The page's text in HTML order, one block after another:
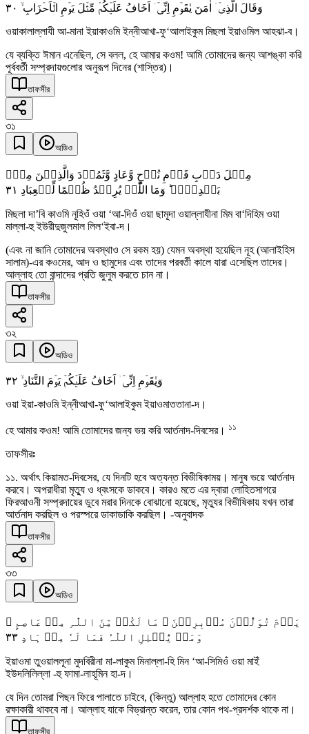
وَقَالَ الَّذِیۡۤ اٰمَنَ یٰقَوۡمِ اِنِّیۡۤ اَخَافُ عَلَیۡکُمۡ مِّثۡلَ یَوۡمِ الۡاَحۡزَابِ ۙ ٣۰
ওয়াকালাল্লাযী আ-মানা ইয়াকাওমি ইন্নীআখা-ফু‘আলাইকুম মিছলা ইয়াওমিল আহঝা-ব।
যে ব্যক্তি ঈমান এনেছিল, সে বলল, হে আমার কওম! আমি তোমাদের জন্য আশঙ্কা করি
পূর্ববর্তী সম্প্রদায়গুলোর অনুরূপ দিনের (শাস্তির)।
তাফসীর
৩১
অডিও
مِثۡلَ دَاۡبِ قَوۡمِ نُوۡحٍ وَّعَادٍ وَّثَمُوۡدَ وَالَّذِیۡنَ مِنۡۢ
بَعۡدِہِمۡ ؕ وَمَا اللّٰہُ یُرِیۡدُ ظُلۡمًا لِّلۡعِبَادِ ٣١
মিছলা দা’বি কাওমি নূহিওঁ ওয়া ‘আ-দিওঁ ওয়া ছামূদা ওয়াল্লাযীনা মিম বা‘দিহিম ওয়া
মাল্লা-হু ইউরীদুজুলমাল লিল‘ইবা-দ।
(এবং না জানি তোমাদের অবস্থাও সে রকম হয়) যেমন অবস্থা হয়েছিল নূহ (আলাইহিস
সালাম)-এর কওমের, আদ ও ছামুদের এবং তাদের পরবর্তী কালে যারা এসেছিল তাদের।
আল্লাহ তো বান্দাদের প্রতি জুলুম করতে চান না।
তাফসীর
৩২
অডিও
وَیٰقَوۡمِ اِنِّیۡۤ اَخَافُ عَلَیۡکُمۡ یَوۡمَ التَّنَادِ ۙ ٣٢
ওয়া ইয়া-কাওমি ইন্নীআখা-ফু‘আলাইকুম ইয়াওমাততানা-দ।
হে আমার কওম! আমি তোমাদের জন্য ভয় করি আর্তনাদ-দিবসের। ১১
তাফসীরঃ
১১. অর্থাৎ কিয়ামত-দিবসের, যে দিনটি হবে অত্যন্ত বিভীষিকাময়। মানুষ ভয়ে আর্তনাদ
করবে। অপরাধীরা মৃত্যু ও ধ্বংসকে ডাকবে। কারও মতে এর দ্বারা লোহিতসাগরে
ফিরআওনী সম্প্রদায়ের ডুবে মরার দিনকে বোঝানো হয়েছে, মৃত্যুর বিভীষিকায় যখন তারা
আর্তনাদ করছিল ও পরস্পরে ডাকাডাকি করছিল। -অনুবাদক
তাফসীর
৩৩
অডিও
یَوۡمَ تُوَلُّوۡنَ مُدۡبِرِیۡنَ ۚ مَا لَکُمۡ مِّنَ اللّٰہِ مِنۡ عَاصِمٍ ۚ
وَمَنۡ یُّضۡلِلِ اللّٰہُ فَمَا لَہٗ مِنۡ ہَادٍ ٣٣
ইয়াওমা তুওয়াললূনা মুদবিরীনা মা-লাকুম মিনাল্লা-হি মিন ‘আ-সিমিওঁ ওয়া মাইঁ
ইউদলিলিল্লা -হু ফামা-লাহূমিন হা-দ।
যে দিন তোমরা পিছন ফিরে পালাতে চাইবে, (কিন্তু) আল্লাহ হতে তোমাদের কোন
রক্ষাকারী থাকবে না। আল্লাহ যাকে বিভ্রান্ত করেন, তার কোন পথ-প্রদর্শক থাকে না।
তাফসীর